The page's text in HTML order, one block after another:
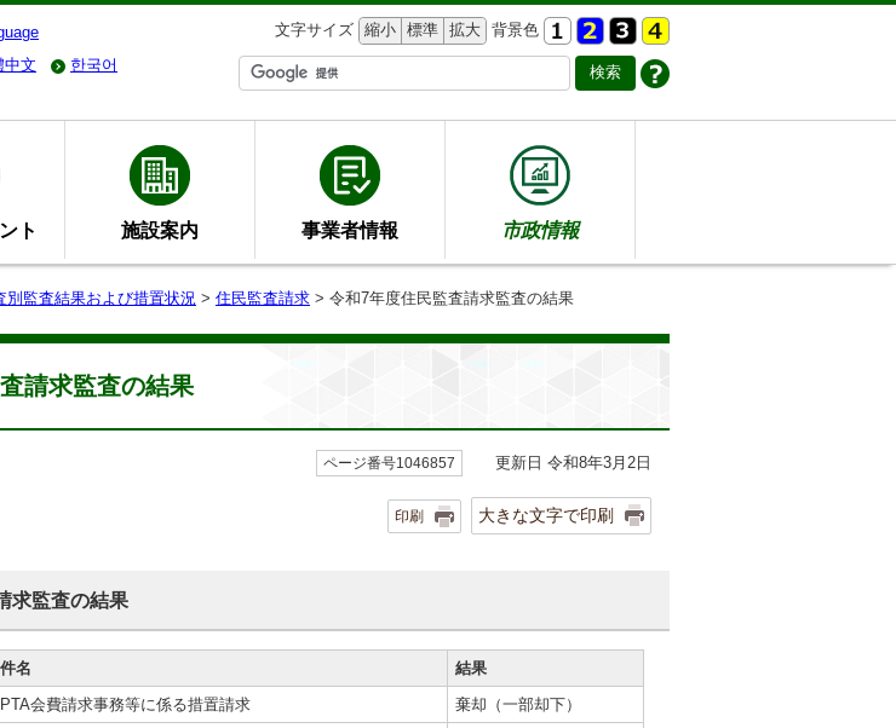
文字サイズ 縮小 標準 拡大 背景色
中文 한국어
ト 施設案内 事業者情報 市政情報
別監査結果および措置状況 > 住民監査請求 > 令和7年度住民監査請求監査の結果
請求監査の結果
ページ番号1046857 更新日 令和8年3月2日
印刷 大きな文字で印刷
求監査の結果
件名
結果
PTA会費請求事務等に係る措置請求
棄却（一部却下）